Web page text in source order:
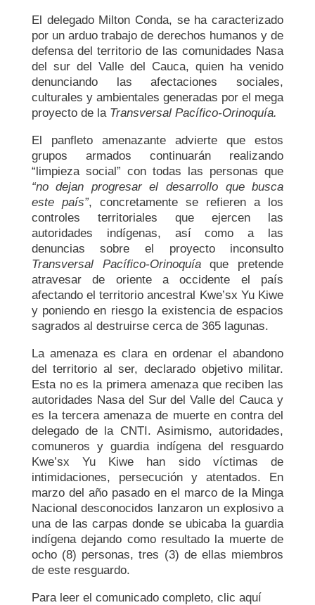
El delegado Milton Conda, se ha caracterizado
por un arduo trabajo de derechos humanos y de
defensa del territorio de las comunidades Nasa
del sur del Valle del Cauca, quien ha venido
denunciando las afectaciones sociales,
culturales y ambientales generadas por el mega
proyecto de la Transversal Pacífico-Orinoquía.
El panfleto amenazante advierte que estos
grupos armados continuarán realizando
“limpieza social” con todas las personas que
“no dejan progresar el desarrollo que busca
este país”, concretamente se refieren a los
controles territoriales que ejercen las
autoridades indígenas, así como a las
denuncias sobre el proyecto inconsulto
Transversal Pacífico-Orinoquíaque pretende
atravesar de oriente a occidente el país
afectando el territorio ancestral Kwe’sx Yu Kiwe
y poniendo en riesgo la existencia de espacios
sagrados al destruirse cerca de 365 lagunas.
La amenaza es clara en ordenar el abandono
del territorio al ser, declarado objetivo militar.
Esta no es la primera amenaza que reciben las
autoridades Nasa del Sur del Valle del Cauca y
es la tercera amenaza de muerte en contra del
delegado de la CNTI. Asimismo, autoridades,
comuneros y guardia indígena del resguardo
Kwe’sx Yu Kiwe han sido víctimas de
intimidaciones, persecución y atentados. En
marzo del año pasado en el marco de la Minga
Nacional desconocidos lanzaron un explosivo a
una de las carpas donde se ubicaba la guardia
indígena dejando como resultado la muerte de
ocho (8) personas, tres (3) de ellas miembros
de este resguardo.
Para leer el comunicado completo, clic aquí